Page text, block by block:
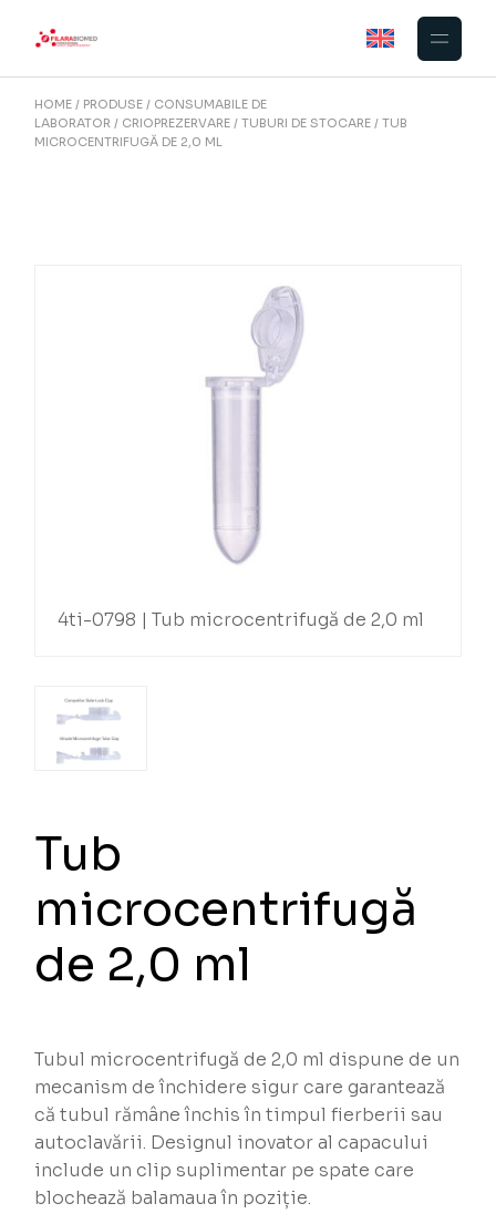
HOME PRODUSE
CONSUMABILE DE
LABORATOR
CRIOPREZERVARE TUBURI DE STOCARE
TUB
MICROCENTRIFUGĂ DE 2,0 ML
4ti-0798 | Tub microcentrifugă de 2,0 ml
Tub
microcentrifugă
de 2,0 ml
Tubul microcentrifugă de 2,0 ml dispune de un
mecanism de închidere sigur care garantează
că tubul rămâne închis în timpul fierberii sau
autoclavării. Designul inovator al capacului
include un clip suplimentar pe spate care
blochează balamaua în poziție.